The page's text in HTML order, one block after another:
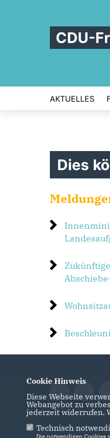
CDU-
AKTUELLES
Dies
IMPRESSUM
Cookie Hinweis
Diese Webseite
Webangebot zu
jederzeit widerrufen.
Technisch
Die notwendigen Cookies